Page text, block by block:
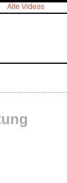
Alle Videos